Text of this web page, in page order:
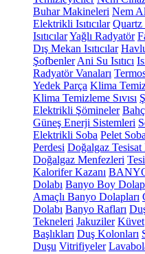
Buhar Makineleri Nem
Elektrikli Isıtıcılar Quartz
IsıtıcılarYağlı Radyatör
Dış Mekan Isıtıcılar
Şofbenler Ani Su Isıtıcı
Radyatör Vanaları
Yedek Parça Klima
Klima Temizleme Sıvısı
Elektrikli Şömineler
Güneş Enerji Sistemleri
Elektrikli Soba Pelet Soba
Perdesi Doğalgaz
Doğalgaz Menfezleri
Kalorifer Kazanı
Dolabı Banyo Boy
Amaçlı Banyo Dolapları
Dolabı Banyo Rafları
Tekneleri Jakuziler Küvet
Başlıkları Duş Kolonları
Duşu Vitrifiyeler